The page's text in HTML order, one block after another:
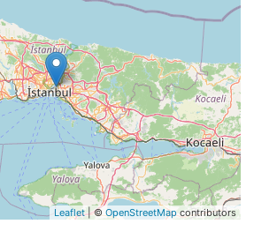
Leaflet| ©OpenStreetMapcontributors